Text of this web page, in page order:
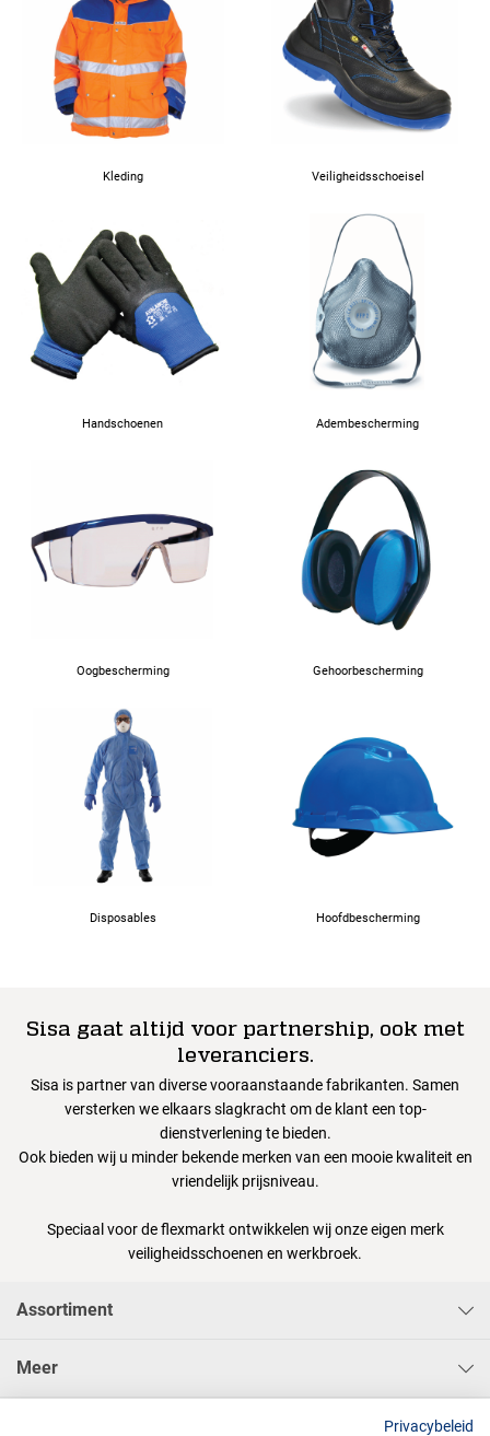
Kleding Veiligheidsschoeisel
Handschoenen Adembescherming
Oogbescherming Gehoorbescherming
Disposables Hoofdbescherming
Sisa gaat altijd voor partnership, ook met
leveranciers.
Sisa is partner van diverse vooraanstaande fabrikanten. Samen
versterken we elkaars slagkracht om de klant een top-
dienstverlening te bieden.
Ook bieden wij u minder bekende merken van een mooie kwaliteit en
vriendelijk prijsniveau.
Speciaal voor de flexmarkt ontwikkelen wij onze eigen merk
veiligheidsschoenen en werkbroek.
Assortiment
Meer
Privacybeleid